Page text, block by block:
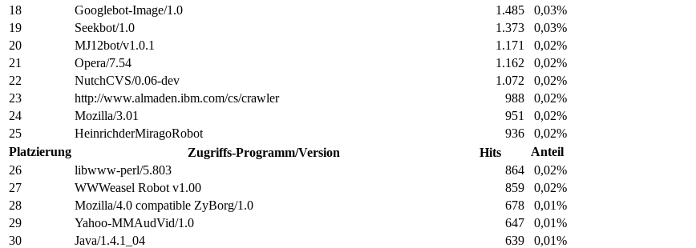
18
Googlebot-Image/1.0 1.485
0,03%
19
Seekbot/1.0 1.373
0,03%
20
MJ12bot/v1.0.1 1.171
0,02%
21
Opera/7.54 1.162
0,02%
22
NutchCVS/0.06-dev 1.072
0,02%
23
http://www.almaden.ibm.com/cs/crawler 988
0,02%
24
Mozilla/3.01 951
0,02%
25
HeinrichderMiragoRobot 936
0,02%
Platzierung
Zugriffs-Programm/Version Hits
Anteil
26
libwww-perl/5.803 864
0,02%
27
WWWeasel Robot v1.00 859
0,02%
28
Mozilla/4.0 compatible ZyBorg/1.0 678
0,01%
29
Yahoo-MMAudVid/1.0 647
0,01%
30
Java/1.4.1_04 639
0,01%